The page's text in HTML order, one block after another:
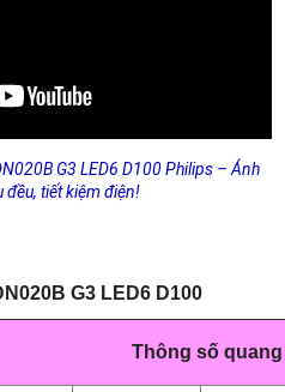
G3 LED6 D100 Philips – Ánh
đều, tiết kiệm điện!
G3 LED6 D100
Thông số quang